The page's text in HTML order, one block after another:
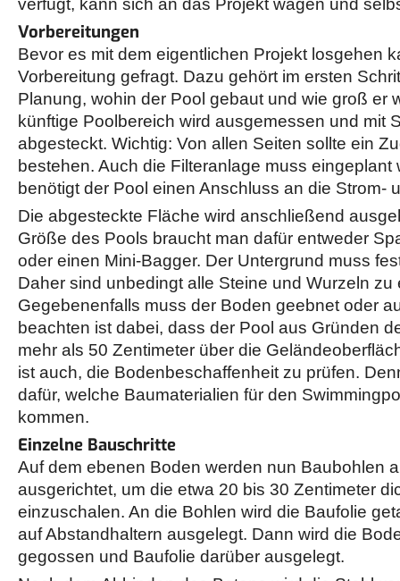
verfügt, kann sich an das Projekt wagen und
Vorbereitungen
Bevor es mit dem eigentlichen Projekt losgehen
Vorbereitung gefragt. Dazu gehört im ersten
Planung, wohin der Pool gebaut und wie groß er
künftige Poolbereich wird ausgemessen und mit
abgesteckt. Wichtig: Von allen Seiten sollte ein
bestehen. Auch die Filteranlage muss eingeplant
benötigt der Pool einen Anschluss an die Strom-
Die abgesteckte Fläche wird anschließend
Größe des Pools braucht man dafür entweder
oder einen Mini-Bagger. Der Untergrund muss
Daher sind unbedingt alle Steine und Wurzeln zu
Gegebenenfalls muss der Boden geebnet oder
beachten ist dabei, dass der Pool aus Gründen
mehr als 50 Zentimeter über die
ist auch, die Bodenbeschaffenheit zu prüfen.
dafür, welche Baumaterialien für den
kommen.
Einzelne Bauschritte
Auf dem ebenen Boden werden nun Baubohlen
ausgerichtet, um die etwa 20 bis 30 Zentimeter
einzuschalen. An die Bohlen wird die Baufolie
auf Abstandhaltern ausgelegt. Dann wird die
gegossen und Baufolie darüber ausgelegt.